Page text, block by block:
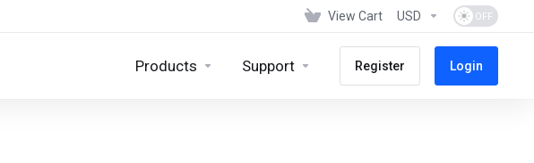
View Cart USD
Products Support Register Login